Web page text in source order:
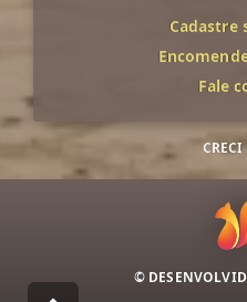
Cadastre
Fale
CRECI
©